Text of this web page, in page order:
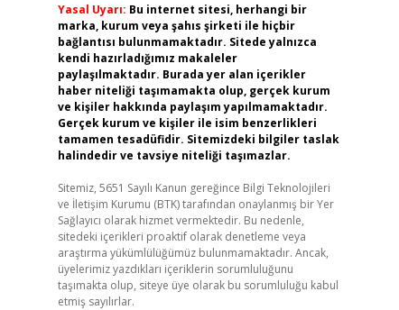
Yasal Uyarı: Bu internet sitesi, herhangi bir
marka, kurum veya şahıs şirketi ile hiçbir
bağlantısı bulunmamaktadır. Sitede yalnızca
kendi hazırladığımız makaleler
paylaşılmaktadır. Burada yer alan içerikler
haber niteliği taşımamakta olup, gerçek kurum
ve kişiler hakkında paylaşım yapılmamaktadır.
Gerçek kurum ve kişiler ile isim benzerlikleri
tamamen tesadüfidir. Sitemizdeki bilgiler taslak
halindedir ve tavsiye niteliği taşımazlar.
Sitemiz, 5651 Sayılı Kanun gereğince Bilgi Teknolojileri
ve İletişim Kurumu (BTK) tarafından onaylanmış bir Yer
Sağlayıcı olarak hizmet vermektedir. Bu nedenle,
sitedeki içerikleri proaktif olarak denetleme veya
araştırma yükümlülüğümüz bulunmamaktadır. Ancak,
üyelerimiz yazdıkları içeriklerin sorumluluğunu
taşımakta olup, siteye üye olarak bu sorumluluğu kabul
etmiş sayılırlar.